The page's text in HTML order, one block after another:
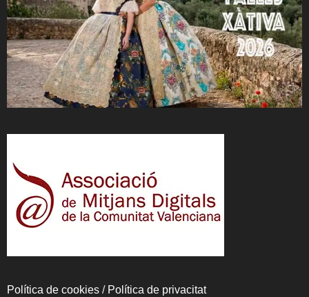
Política de cookies / Política de privacitat